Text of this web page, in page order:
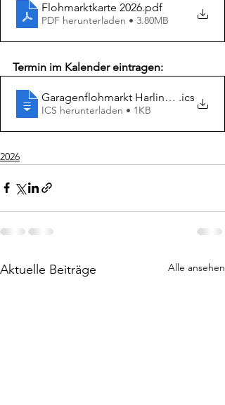
Flohmarktkarte 2026.pdf
PDF herunterladen • 3.80MB
Termin im Kalender eintragen:
Garagenflohmarkt Harlingerode
.ics
ICS herunterladen • 1KB
2026
Aktuelle Beiträge Alle ansehen